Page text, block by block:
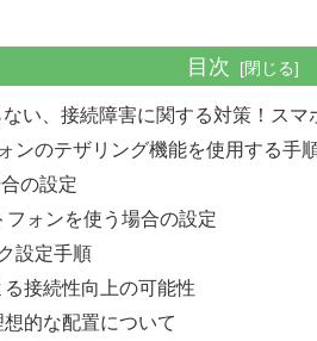
目次
い、接続障害に関する対策！スマ
ンのテザリング機能を使用する手
の設定
ォンを使う場合の設定
設定手順
接続性向上の可能性
的な配置について